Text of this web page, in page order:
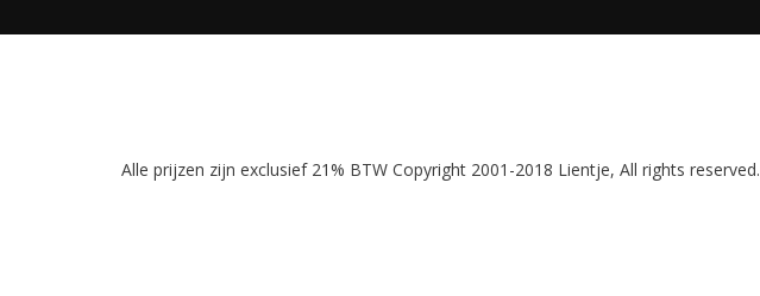
Alle prijzen zijn exclusief 21% BTW Copyright 2001-2018 Lientje, All rights reserved.